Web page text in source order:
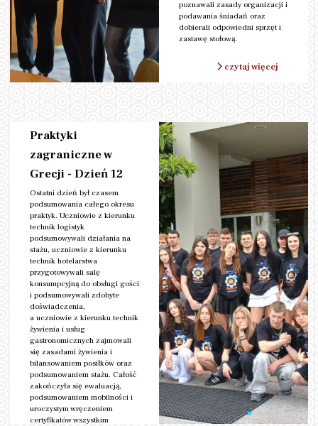
poznawali zasady organizacji i
podawania śniadań oraz
dobierali odpowiedni sprzęt i
zastawę stołową.
czytaj więcej
Kategoria:Erasmus+
Praktyki
zagraniczne w
Grecji - Dzień 12
Ostatni dzień był czasem
podsumowania całego okresu
praktyk. Uczniowie z kierunku
technik logistyk
podsumowywali działania na
stażu, uczniowie z kierunku
technik hotelarstwa
przygotowywali salę
konsumpcyjną do obsługi gości
i podsumowywali zdobyte
doświadczenia,
a uczniowie z kierunku technik
żywienia i usług
gastronomicznych zajmowali
się zasadami żywienia i
bilansowaniem posiłków oraz
podsumowaniem stażu. Całość
zakończyła się ewaluacją,
podsumowaniem mobilności i
uroczystym wręczeniem
certyfikatów wszystkim